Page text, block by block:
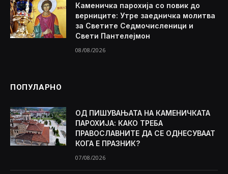
Каменичка парохија со повик до
верниците: Утре заедничка молитва
за Светите Седмочисленици и
Свети Пантелејмон
08/08/2026
ПОПУЛАРНО
ОД ПИШУВАЊАТА НА КАМЕНИЧКАТА
ПАРОХИЈА: КАКО ТРЕБА
ПРАВОСЛАВНИТЕ ДА СЕ ОДНЕСУВААТ
КОГА Е ПРАЗНИК?
07/08/2026